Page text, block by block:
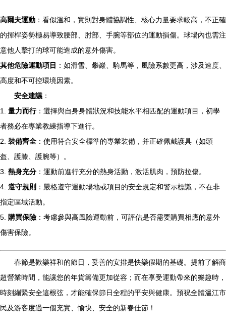
高爾夫運動 ：看似溫和，實則對身體協調性、核心力量要求較高，不正確
的揮桿姿勢極易導致腰部、肘部、手腕等部位的運動損傷。球場內也需注
意他人擊打的球可能造成的意外傷害。
其他危險運動項目 ：如滑雪、攀巖、騎馬等，風險系數更高，涉及速度、
高度和不可控環境因素。
安全建議 ：
1. 量力而行：選擇與自身身體狀況和技能水平相匹配的運動項目，初學
者務必在專業教練指導下進行。
2. 裝備齊全 ：使用符合安全標準的專業裝備，并正確佩戴護具（如頭
盔、護膝、護腕等）。
3. 熱身充分 ：運動前進行充分的熱身活動，激活肌肉，預防拉傷。
4. 遵守規則 ：嚴格遵守運動場地或項目的安全規定和警示標識，不在非
指定區域活動。
5.
購買保險 ：考慮參與高風險運動前，可評估是否需要購買相應的意外
傷害保險。
春節是歡樂祥和的節日，妥善的安排是快樂假期的基礎。提前了解商
超營業時間，能讓您的年貨籌備更加從容；而在享受運動帶來的樂趣時，
時刻繃緊安全這根弦，才能確保節日全程的平安與健康。預祝全體溫江市
民及游客度過一個充實、愉快、安全的新春佳節！